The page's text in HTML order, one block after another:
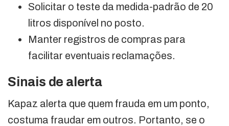
Solicitar o teste da medida-padrão de 20
litros disponível no posto.
Manter registros de compras para
facilitar eventuais reclamações.
Sinais de alerta
Kapaz alerta que quem frauda em um ponto,
costuma fraudar em outros. Portanto, se o